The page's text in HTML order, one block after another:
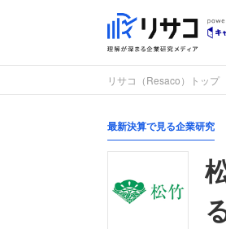
リサコ（Resaco）トップ
最新決算で見る企業研究